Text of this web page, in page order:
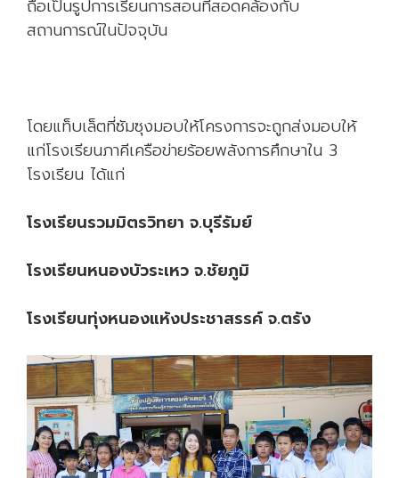
ถือเป็นรูปการเรียนการสอนที่สอดคล้องกับ
สถานการณ์ในปัจจุบัน
โดยแท็บเล็ตที่ซัมซุงมอบให้โครงการจะถูกส่งมอบให้
แก่โรงเรียนภาคีเครือข่ายร้อยพลังการศึกษาใน 3
โรงเรียน ได้แก่
โรงเรียนรวมมิตรวิทยา จ.บุรีรัมย์
โรงเรียนหนองบัวระเหว จ.ชัยภูมิ
โรงเรียนทุ่งหนองแห้งประชาสรรค์ จ.ตรัง